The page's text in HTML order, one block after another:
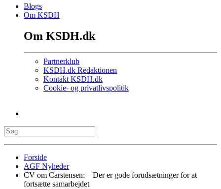
Blogs
Om KSDH
Om KSDH.dk
Partnerklub
KSDH.dk Redaktionen
Kontakt KSDH.dk
Cookie- og privatlivspolitik
Forside
AGF Nyheder
CV om Carstensen: – Der er gode forudsætninger for at
fortsætte samarbejdet